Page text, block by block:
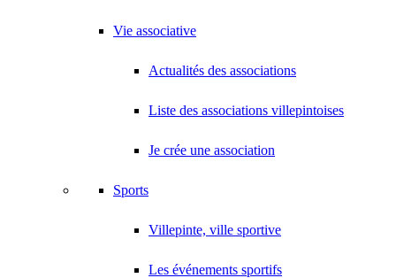
Vie associative
Actualités des associations
Liste des associations villepintoises
Je crée une association
Sports
Villepinte, ville sportive
Les événements sportifs